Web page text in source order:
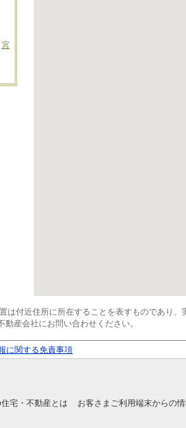
宮
は付近住所に所在することを表すものであり
産会社にお問い合わせください。
に関する免責事項
宅・不動産とは お客さまご利用端末からの